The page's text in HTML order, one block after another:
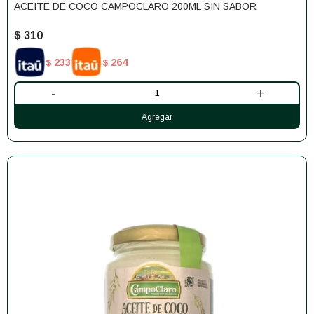
ACEITE DE COCO CAMPOCLARO 200ML SIN SABOR
$ 310
$ 233 $ 264
- +